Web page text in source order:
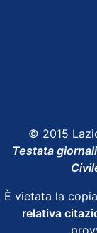
© 2015
Testata
È vietata la
relativa